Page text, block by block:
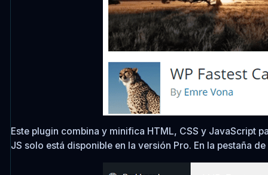
Este plugin combina y minifica HTML, CSS y JavaScript
JS solo está disponible en la versión Pro. En la pestaña